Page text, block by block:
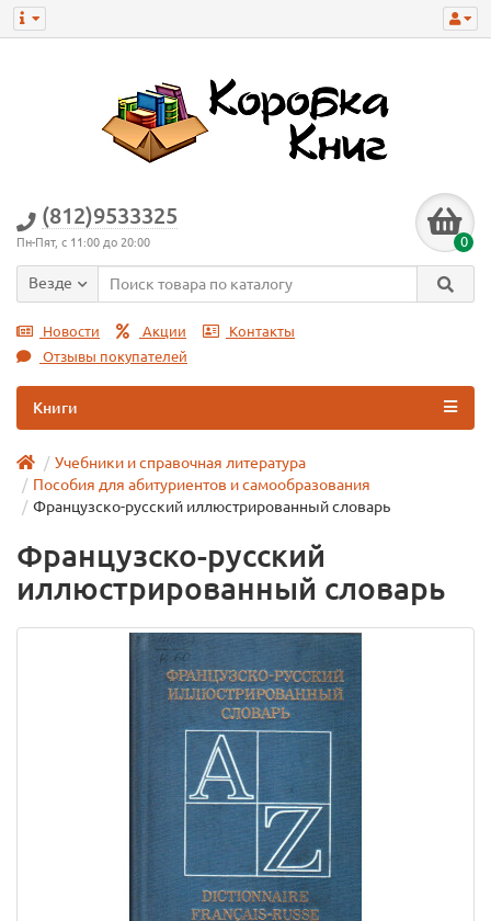
(812)9533325
Пн-Пят, с 11:00 до 20:00 0
Везде
Новости Акции
Контакты
Отзывы покупателей
Книги
Учебники и справочная литература
Пособия для абитуриентов и самообразования
Французско-русский иллюстрированный словарь
Французско-русский
иллюстрированный словарь